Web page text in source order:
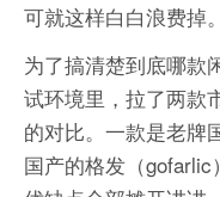
可就这样白白浪费掉。
为了搞清楚到底哪款
试环境里，拉了两款
的对比。一款是老牌
国产的格发（gofarlic